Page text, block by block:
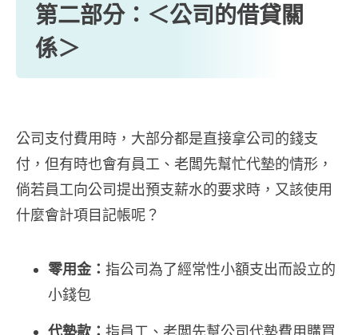
第二部分：＜公司的借貸關
係＞
公司支付費用時，大部分都是直接拿公司的錢支
付，但有時也會有員工、老闆先幫忙代墊的情形，
倘若員工向公司提出預支薪水的要求時，又該使用
什麼會計項目記帳呢？
零用金： 指公司為了經常性小額支出而設立的
小錢包
代墊款： 指員工、老闆先幫公司代墊費用購買